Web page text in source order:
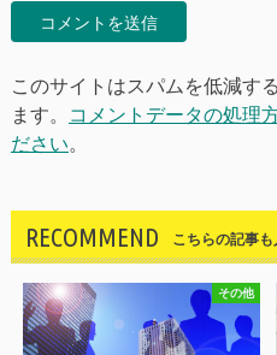
このサイトはスパムを低減す
ます。
コメントデータの処理
ださい
RECOMMEND こちらの記事も
その他